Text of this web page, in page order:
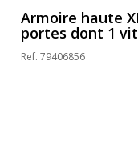
Armoire haute
portes dont 1
Ref. 79406856